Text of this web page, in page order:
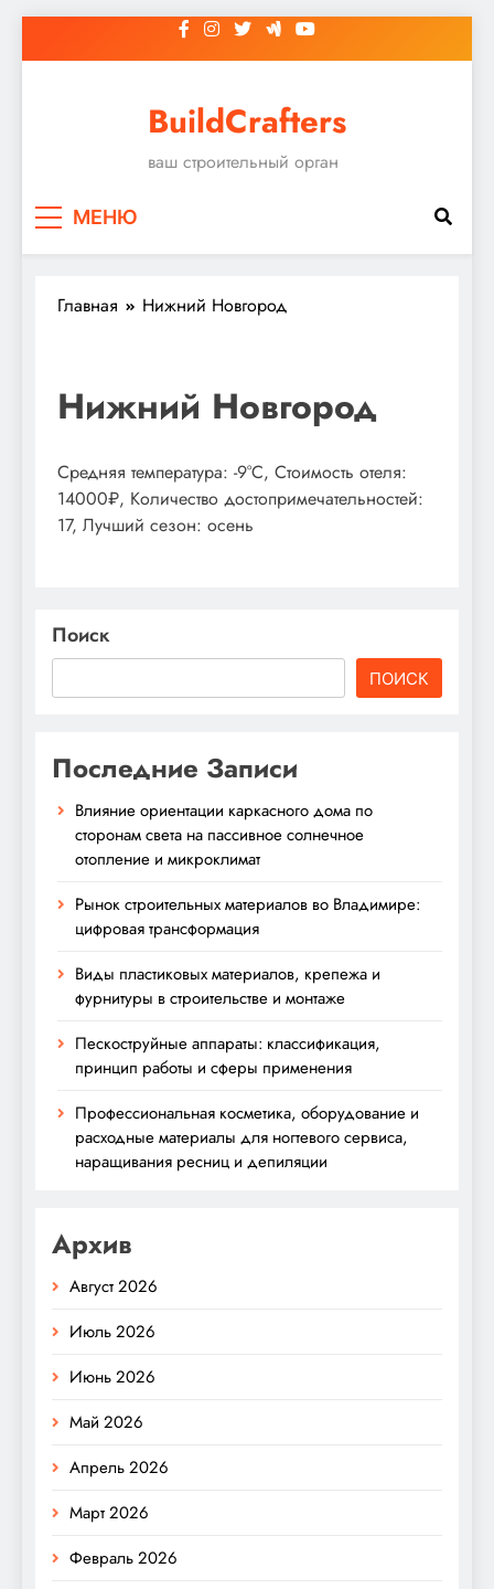
к
BuildCrafters
ваш строительный орган
МЕНЮ
Главная Нижний Новгород
Нижний Новгород
Средняя температура: -9°C, Стоимость отеля:
14000₽, Количество достопримечательностей:
17, Лучший сезон: осень
Поиск
ПОИСК
Последние Записи
Влияние ориентации каркасного дома по
сторонам света на пассивное солнечное
отопление и микроклимат
Рынок строительных материалов во Владимире:
цифровая трансформация
Виды пластиковых материалов, крепежа и
фурнитуры в строительстве и монтаже
Пескоструйные аппараты: классификация,
принцип работы и сферы применения
Профессиональная косметика, оборудование и
расходные материалы для ногтевого сервиса,
наращивания ресниц и депиляции
Архив
Август 2026
Июль 2026
Июнь 2026
Май 2026
Апрель 2026
Март 2026
Февраль 2026